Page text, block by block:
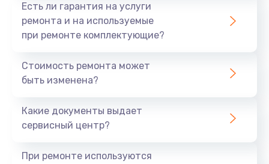
Есть ли гарантия на услуги
ремонта и на используемые
при ремонте комплектующие?
Стоимость ремонта может
быть изменена?
Какие документы выдает
сервисный центр?
При ремонте используются